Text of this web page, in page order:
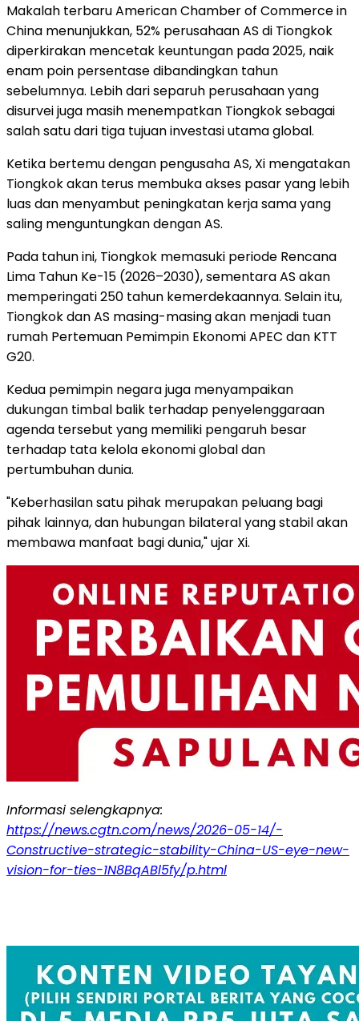
Makalah terbaru American Chamber of Commerce in
China menunjukkan, 52% perusahaan AS di Tiongkok
diperkirakan mencetak keuntungan pada 2025, naik
enam poin persentase dibandingkan tahun
sebelumnya. Lebih dari separuh perusahaan yang
disurvei juga masih menempatkan Tiongkok sebagai
salah satu dari tiga tujuan investasi utama global.
Ketika bertemu dengan pengusaha AS, Xi mengatakan
Tiongkok akan terus membuka akses pasar yang lebih
luas dan menyambut peningkatan kerja sama yang
saling menguntungkan dengan AS.
Pada tahun ini, Tiongkok memasuki periode Rencana
Lima Tahun Ke-15 (2026–2030), sementara AS akan
memperingati 250 tahun kemerdekaannya. Selain itu,
Tiongkok dan AS masing-masing akan menjadi tuan
rumah Pertemuan Pemimpin Ekonomi APEC dan KTT
G20.
Kedua pemimpin negara juga menyampaikan
dukungan timbal balik terhadap penyelenggaraan
agenda tersebut yang memiliki pengaruh besar
terhadap tata kelola ekonomi global dan
pertumbuhan dunia.
"Keberhasilan satu pihak merupakan peluang bagi
pihak lainnya, dan hubungan bilateral yang stabil akan
membawa manfaat bagi dunia," ujar Xi.
Informasi selengkapnya:
https://news.cgtn.com/news/2026-05-14/-
Constructive-strategic-stability-China-US-eye-new-
vision-for-ties-1N8BqABl5fy/p.html